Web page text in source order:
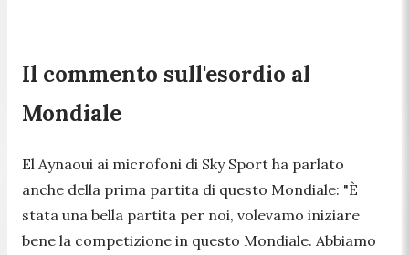
Il commento sull'esordio al
Mondiale
El Aynaoui ai microfoni di Sky Sport ha parlato
anche della prima partita di questo Mondiale: "È
stata una bella partita per noi, volevamo iniziare
bene la competizione in questo Mondiale. Abbiamo